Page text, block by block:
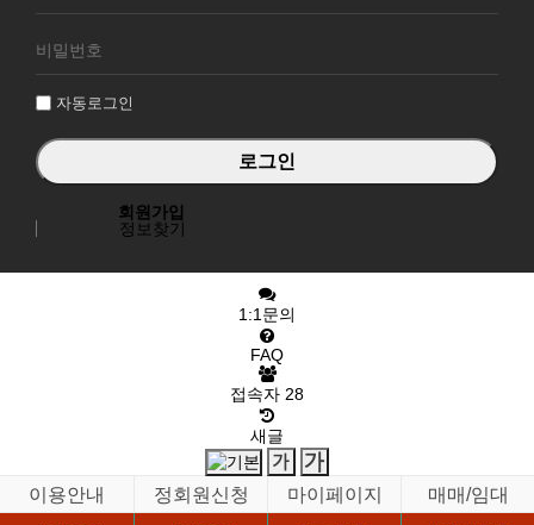
그
자동로그인
회원가입
정보찾기
1:1문의
FAQ
접속자 28
새글
이용안내 정회원신청 마이페이지
매매/임대